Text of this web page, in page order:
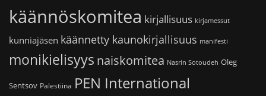
käännöskomitea kirjallisuus kirjamessut
kunniajäsen käännetty kaunokirjallisuus manifesti
monikielisyys naiskomitea Nasrin Sotoudeh Oleg
Sentsov Palestiina PEN International